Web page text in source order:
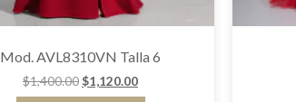
Mod. AVL8310VN Talla 6
$1,400.00$1,120.00